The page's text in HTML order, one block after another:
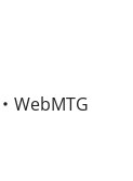
WebMTG